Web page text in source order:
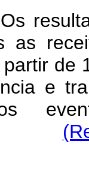
as
de
e